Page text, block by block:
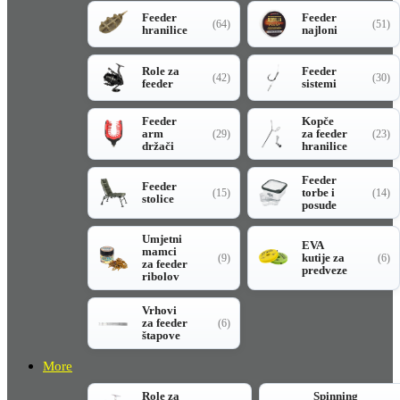
Feeder
hranilice
(64)
Feeder
najloni
(51)
Role za
feeder
(42)
Feeder
sistemi
(30)
Feeder
arm
držači
(29)
Kopče
za feeder
hranilice
(23)
Feeder
stolice
(15)
Feeder
torbe i
posude
(14)
Umjetni
mamci
za feeder
ribolov
(9)
EVA
kutije za
predveze
(6)
Vrhovi
za feeder
štapove
(6)
More
Role za
Spinning